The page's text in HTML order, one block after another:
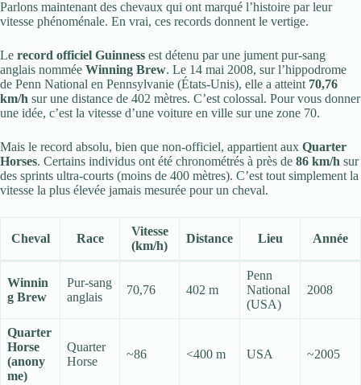
Parlons maintenant des chevaux qui ont marqué l’histoire par leur
vitesse phénoménale. En vrai, ces records donnent le vertige.
Le record officiel Guinness est détenu par une jument pur-sang
anglais nommée Winning Brew. Le 14 mai 2008, sur l’hippodrome
de Penn National en Pennsylvanie (États-Unis), elle a atteint 70,76
km/h sur une distance de 402 mètres. C’est colossal. Pour vous donner
une idée, c’est la vitesse d’une voiture en ville sur une zone 70.
Mais le record absolu, bien que non-officiel, appartient aux Quarter
Horses. Certains individus ont été chronométrés à près de 86 km/h sur
des sprints ultra-courts (moins de 400 mètres). C’est tout simplement la
vitesse la plus élevée jamais mesurée pour un cheval.
Cheval Race
Vitesse
(km/h)
Distance Lieu Année
Winnin
g Brew
Pur-sang
anglais
70,76 402 m
Penn
National
(USA)
2008
Quarter
Horse
(anony
me)
Quarter
Horse
~86 <400 m USA ~2005